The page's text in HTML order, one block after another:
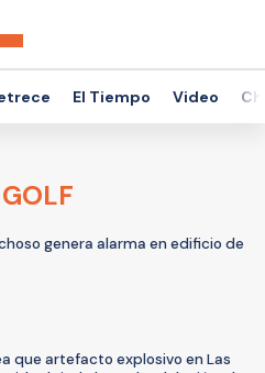
El Tiempo Video
genera alarma en edificio de
que artefacto explosivo en Las